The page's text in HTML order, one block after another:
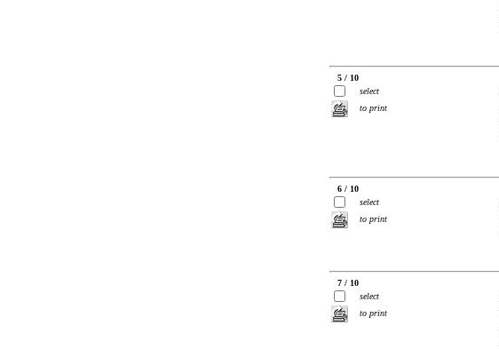
5 / 10
select
to print
6 / 10
select
to print
7 / 10
select
to print